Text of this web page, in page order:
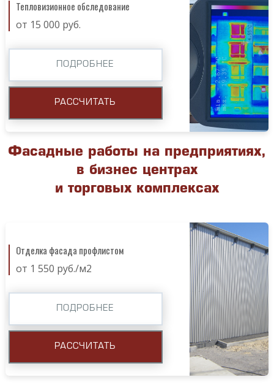
Тепловизионное обследование
от 15 000 руб.
ПОДРОБНЕЕ
РАССЧИТАТЬ
Фасадные работы на предприятиях,
в бизнес центрах
и торговых комплексах
Отделка фасада профлистом
от 1 550 руб./м2
ПОДРОБНЕЕ
РАССЧИТАТЬ